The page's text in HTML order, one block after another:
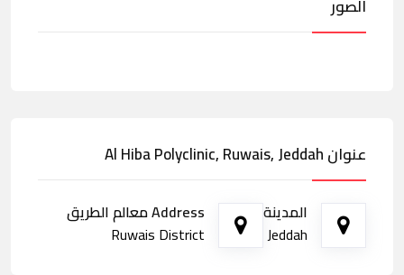
الصور
عنوان Al Hiba Polyclinic, Ruwais, Jeddah
المدينة
Jeddah
Address معالم الطريق
Ruwais District